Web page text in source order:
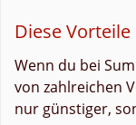
Diese
Wenn du bei
von zahlreichen
nur günstiger,